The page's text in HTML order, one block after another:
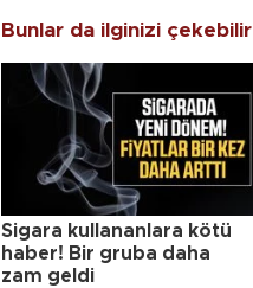
Bunlar da ilginizi çekebilir
Sigara kullananlara kötü
haber! Bir gruba daha
zam geldi